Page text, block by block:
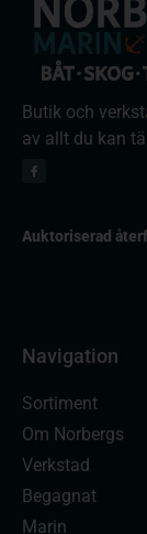
Butik och
av allt du kan
Auktoriserad
Navigation
Sortiment
Om Norbergs
Verkstad
Begagnat
Marin